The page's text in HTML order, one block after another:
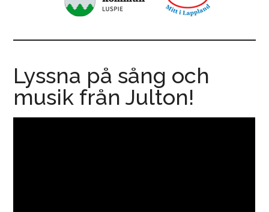
Lyssna på sång och
musik från Julton!